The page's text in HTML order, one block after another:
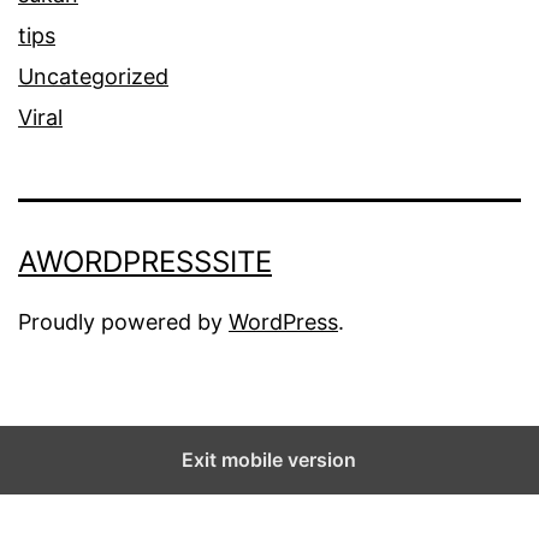
tips
Uncategorized
Viral
AWORDPRESSSITE
Proudly powered by WordPress.
Exit mobile version